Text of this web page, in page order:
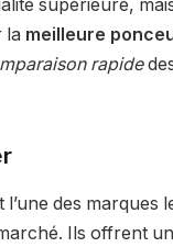
supérieure,
la meilleure
rapide
des marques
Ils offrent